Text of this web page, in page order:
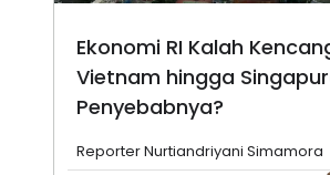
Ekonomi RI Kalah
Vietnam hingga
Penyebabnya?
Reporter Nurtiandriyani Simamora